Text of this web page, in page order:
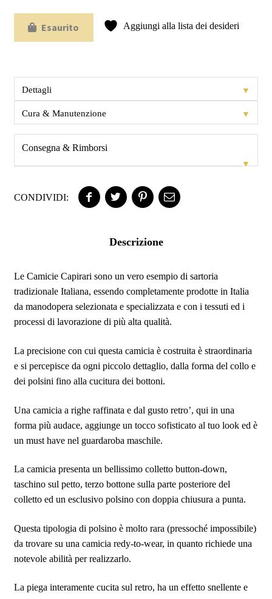
Esaurito Aggiungi alla lista dei desideri
Dettagli ▼
Cura & Manutenzione ▼
Consegna & Rimborsi
▼
CONDIVIDI:
Descrizione
Le Camicie Capirari sono un vero esempio di sartoria
tradizionale Italiana, essendo completamente prodotte in Italia
da manodopera selezionata e specializzata e con i tessuti ed i
processi di lavorazione di più alta qualità.
La precisione con cui questa camicia è costruita è straordinaria
e si percepisce da ogni piccolo dettaglio, dalla forma del collo e
dei polsini fino alla cucitura dei bottoni.
Una camicia a righe raffinata e dal gusto retro’, qui in una
forma più audace, aggiunge un tocco sofisticato al tuo look ed è
un must have nel guardaroba maschile.
La camicia presenta un bellissimo colletto button-down,
taschino sul petto, terzo bottone sulla parte posteriore del
colletto ed un esclusivo polsino con doppia chiusura a punta.
Questa tipologia di polsino è molto rara (pressoché impossibile)
da trovare su una camicia redy-to-wear, in quanto richiede una
notevole abilità per realizzarlo.
La piega interamente cucita sul retro, ha un effetto snellente e